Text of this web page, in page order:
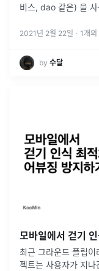
비스, dao 같은) 을
다....
2021년 2월 22일 · 1 개
by 수달
모바일에서 걷기
최근 그라운드 플립
젝트는 사용자가 지